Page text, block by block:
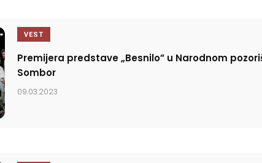
VEST
Premijera predstave „Besnilo” u Narodnom
Sombor
09.03.2023